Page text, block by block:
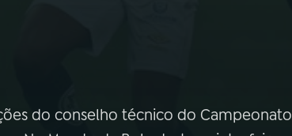
do conselho técnico do Campeonato